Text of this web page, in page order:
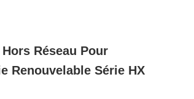
Réseau Pour
Renouvelable Série HX